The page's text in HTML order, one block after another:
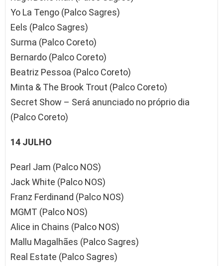
Yo La Tengo (Palco Sagres)
Eels (Palco Sagres)
Surma (Palco Coreto)
Bernardo (Palco Coreto)
Beatriz Pessoa (Palco Coreto)
Minta & The Brook Trout (Palco Coreto)
Secret Show – Será anunciado no próprio dia
(Palco Coreto)
14 JULHO
Pearl Jam (Palco NOS)
Jack White (Palco NOS)
Franz Ferdinand (Palco NOS)
MGMT (Palco NOS)
Alice in Chains (Palco NOS)
Mallu Magalhães (Palco Sagres)
Real Estate (Palco Sagres)